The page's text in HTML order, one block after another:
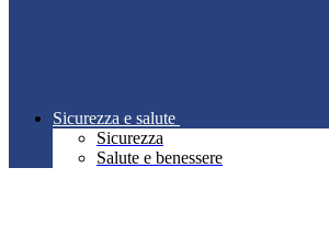
Sicurezza e salute
Sicurezza
Salute e benessere